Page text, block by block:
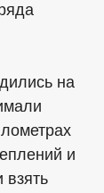
на
и
взять